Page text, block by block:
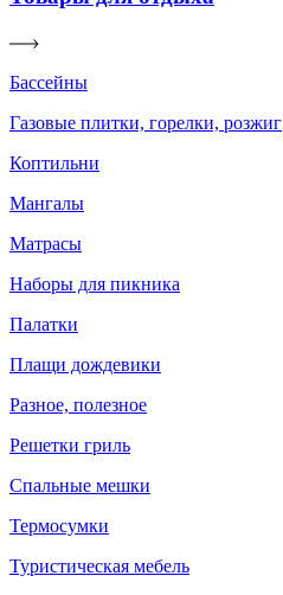
Бассейны
Газовые плитки, горелки, розжиг
Коптильни
Мангалы
Матрасы
Наборы для пикника
Палатки
Плащи дождевики
Разное, полезное
Решетки гриль
Спальные мешки
Термосумки
Туристическая мебель